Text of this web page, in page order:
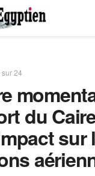
24
du
sur